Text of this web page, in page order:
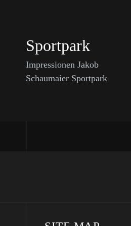
Sportpark
Impressionen Jakob
Schaumaier Sportpark